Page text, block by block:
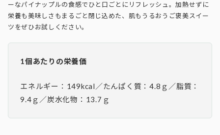
ーなパイナップルの食感でひと口ごとにリフレッシュ。加熱せずに
栄養も美味しさもまるごと閉じ込めた、肌もうるおうご褒美スイー
ツをぜひお試しください。
1個あたりの栄養価
エネルギー：149kcal／たんぱく質：4.8ｇ／脂質：
9.4ｇ／炭水化物：13.7ｇ